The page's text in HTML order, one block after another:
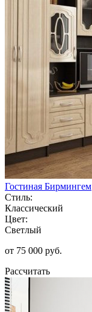
Гостиная Бирмингем
Стиль:
Классический
Цвет:
Светлый
от 75 000 руб.
Рассчитать